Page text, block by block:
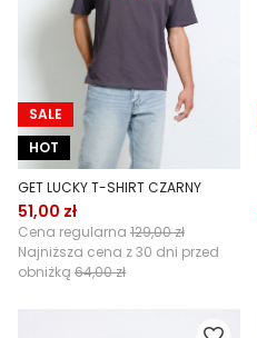
SALE
HOT
GET LUCKY T-SHIRT CZARNY
51,00 zł
Cena regularna 129,00 zł
Najniższa cena z 30 dni przed
obniżką 64,00 zł